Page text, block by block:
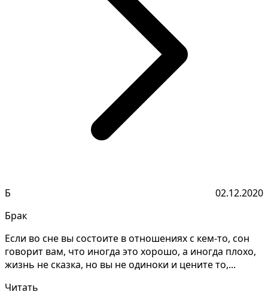
Б
02.12.2020
Брак
Если во сне вы состоите в отношениях с кем-то, сон
говорит вам, что иногда это хорошо, а иногда плохо,
жизнь не сказка, но вы не одиноки и цените то,...
Читать